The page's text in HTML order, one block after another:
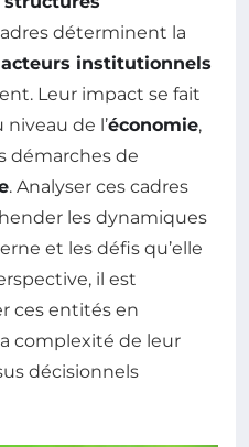
déterminent la
acteurs institutionnels
Leur impact se fait
de l’économie,
démarches de
. Analyser ces cadres
les dynamiques
et les défis qu’elle
il est
ces entités en
complexité de leur
décisionnels